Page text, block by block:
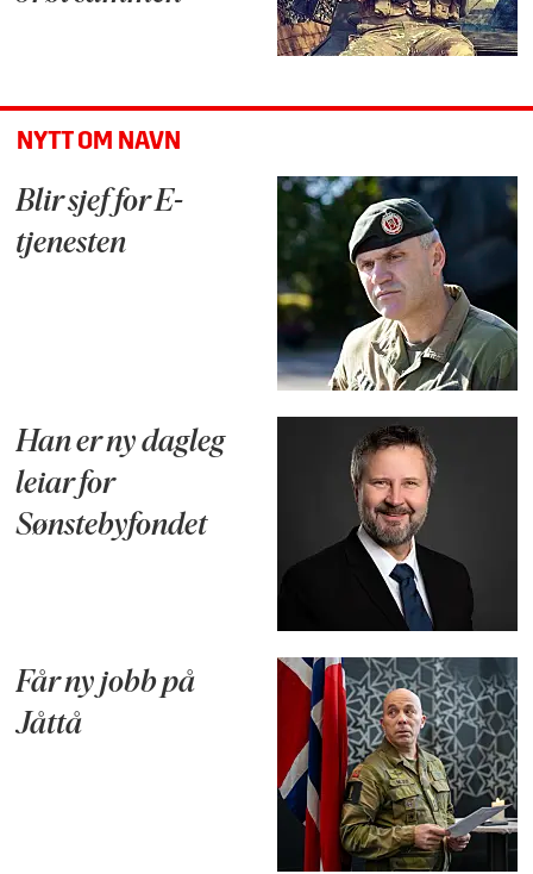
NYTT OM NAVN
Blir sjef for E-
tjenesten
Han er ny dagleg
leiar for
Sønstebyfondet
Får ny jobb på
Jåttå